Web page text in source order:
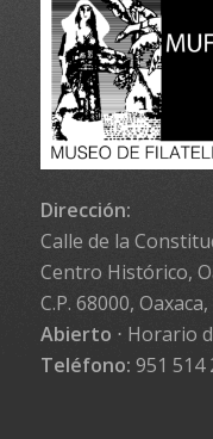
Dirección:
Calle de la
Centro Histórico,
C.P. 68000,
Abierto ⋅ Horario
Teléfono: 951 514